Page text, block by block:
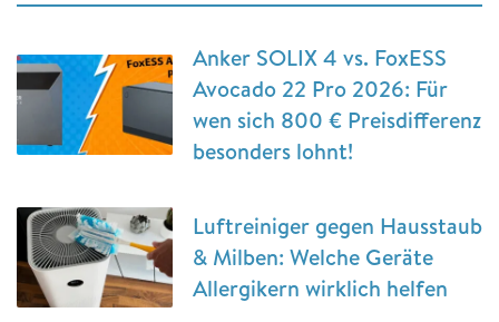
Anker SOLIX 4 vs. FoxESS
Avocado 22 Pro 2026: Für
wen sich 800 € Preisdifferenz
besonders lohnt!
Luftreiniger gegen Hausstaub
& Milben: Welche Geräte
Allergikern wirklich helfen